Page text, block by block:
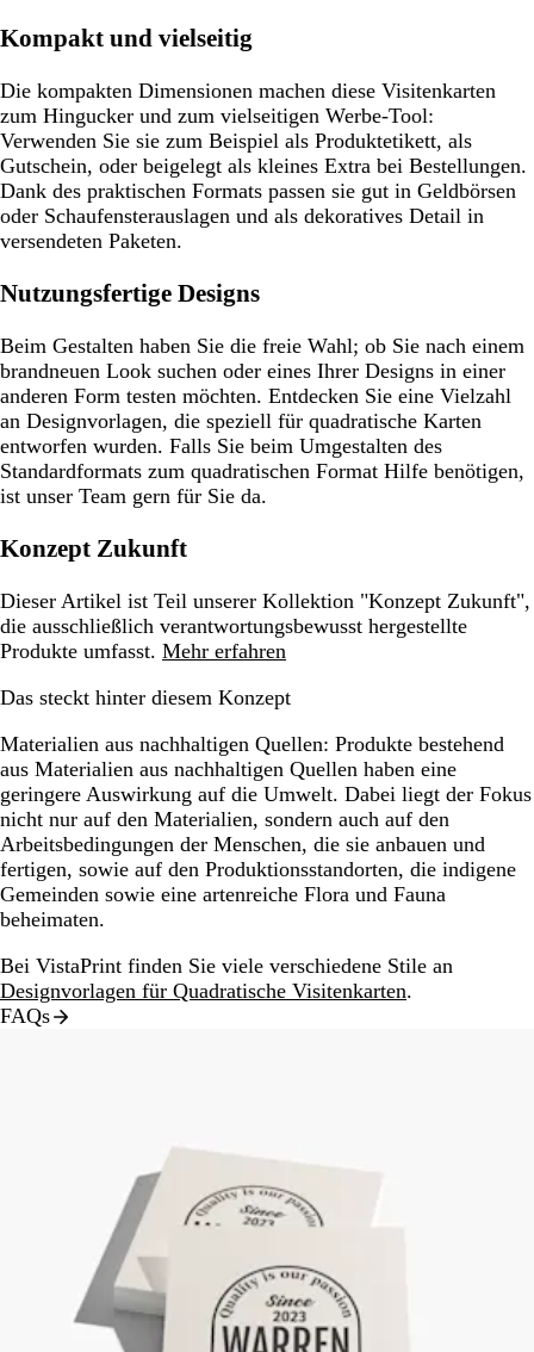
Kompakt und vielseitig
Die kompakten Dimensionen machen diese Visitenkarten
zum Hingucker und zum vielseitigen Werbe-Tool:
Verwenden Sie sie zum Beispiel als Produktetikett, als
Gutschein, oder beigelegt als kleines Extra bei Bestellungen.
Dank des praktischen Formats passen sie gut in Geldbörsen
oder Schaufensterauslagen und als dekoratives Detail in
versendeten Paketen.
Nutzungsfertige Designs
Beim Gestalten haben Sie die freie Wahl; ob Sie nach einem
brandneuen Look suchen oder eines Ihrer Designs in einer
anderen Form testen möchten. Entdecken Sie eine Vielzahl
an Designvorlagen, die speziell für quadratische Karten
entworfen wurden. Falls Sie beim Umgestalten des
Standardformats zum quadratischen Format Hilfe benötigen,
ist unser Team gern für Sie da.
Konzept Zukunft
Dieser Artikel ist Teil unserer Kollektion "Konzept Zukunft",
die ausschließlich verantwortungsbewusst hergestellte
Produkte umfasst. Mehr erfahren
Das steckt hinter diesem Konzept
Materialien aus nachhaltigen Quellen: Produkte bestehend
aus Materialien aus nachhaltigen Quellen haben eine
geringere Auswirkung auf die Umwelt. Dabei liegt der Fokus
nicht nur auf den Materialien, sondern auch auf den
Arbeitsbedingungen der Menschen, die sie anbauen und
fertigen, sowie auf den Produktionsstandorten, die indigene
Gemeinden sowie eine artenreiche Flora und Fauna
beheimaten.
Bei VistaPrint finden Sie viele verschiedene Stile an
Designvorlagen für Quadratische Visitenkarten.
FAQs